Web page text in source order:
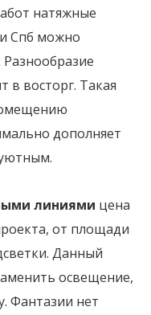
натяжные
Спб можно
в восторг. Такая
дополняет
линиями цена
от площади
Данный
освещение,
Фантазии нет